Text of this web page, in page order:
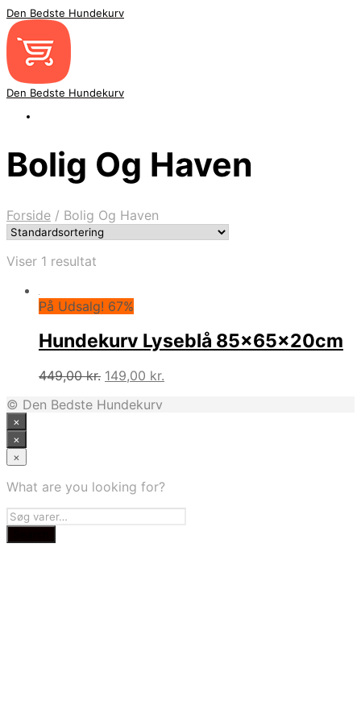
Den Bedste Hundekurv
Den Bedste Hundekurv
Bolig Og Haven
Forside / Bolig Og Haven
Viser 1 resultat
På Udsalg! 67%
Hundekurv Lyseblå 85x65x20cm
449,00kr. Den
pris
149,00 kr.
© Den Bedste Hundekurv
×
×
×
What are you looking for?